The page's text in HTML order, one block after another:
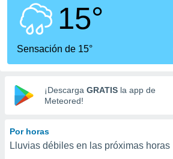
para
que se
calidad.
a este
las
y
digital
basada
15°
Sensación de 15°
¡Descarga GRATIS la app de
Meteored!
Por horas
Lluvias débiles en las próximas horas